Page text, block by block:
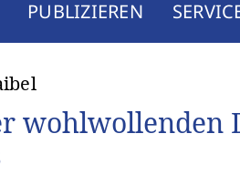
PUBLIZIEREN
wohlwollenden